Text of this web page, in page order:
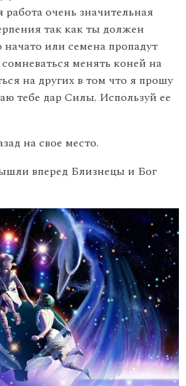
очень значительная
так как ты должен
или семена пропадут
менять коней на
на других в том что я прошу
тебе дар Силы. Используй ее
на свое место.
вперед Близнецы и Бог